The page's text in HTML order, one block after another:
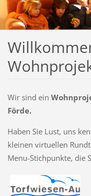
Wir sind ein Wo
Förde.
Haben Sie Lust, uns
kleinen virtuellen
Menu-Stichpunkte, die